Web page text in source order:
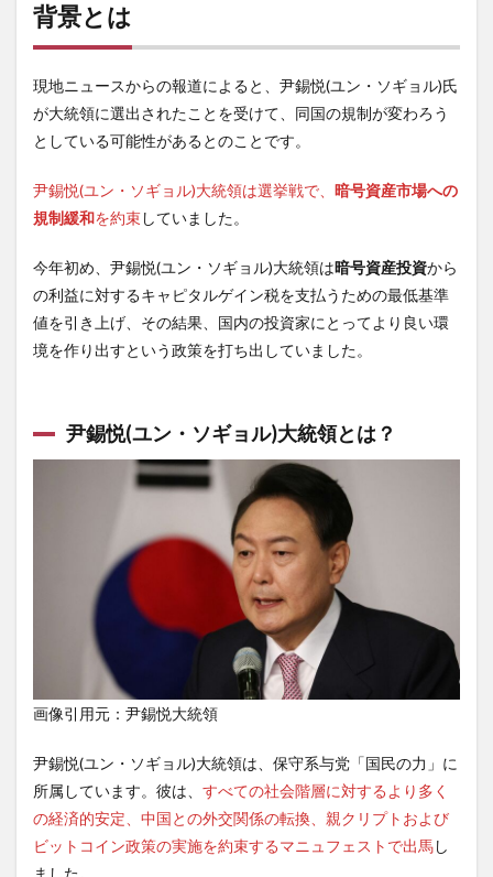
背景とは
現地ニュースからの報道によると、尹錫悦(ユン・ソギョル)氏
が大統領に選出されたことを受けて、同国の規制が変わろう
としている可能性があるとのことです。
尹錫悦(ユン・ソギョル)大統領は選挙戦で、 暗号資産市場への
規制緩和を約束していました。
今年初め、尹錫悦(ユン・ソギョル)大統領は暗号資産投資から
の利益に対するキャピタルゲイン税を支払うための最低基準
値を引き上げ、その結果、国内の投資家にとってより良い環
境を作り出すという政策を打ち出していました。
尹錫悦(ユン・ソギョル)大統領とは？
画像引用元：尹錫悦大統領
尹錫悦(ユン・ソギョル)大統領は、保守系与党「国民の力」に
所属しています。彼は、 すべての社会階層に対するより多く
の経済的安定、中国との外交関係の転換、親クリプトおよび
ビットコイン政策の実施を約束するマニュフェストで出馬し